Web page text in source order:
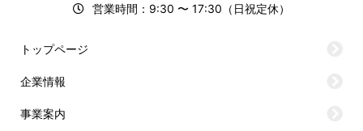
営業時間：9:30 〜 17:30（日祝定休）
トップページ
企業情報
事業案内